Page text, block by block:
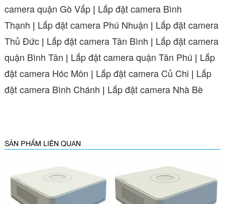
camera quận Gò Vấp| Lắp đặt camera Bình
Thạnh | Lắp đặt camera Phú Nhuận | Lắp đặt camera
Thủ Đức| Lắp đặt camera Tân Bình | Lắp đặt camera
quận Bình Tân | Lắp đặt camera quận Tân Phú | Lắp
đặt camera Hóc Môn | Lắp đặt camera Củ Chi | Lắp
đặt camera Bình Chánh | Lắp đặt camera Nhà Bè
SẢN PHẨM LIÊN QUAN